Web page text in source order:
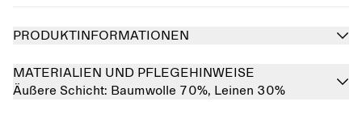
PRODUKTINFORMATIONEN
MATERIALIEN UND PFLEGEHINWEISE
Äußere Schicht: Baumwolle 70%, Leinen 30%